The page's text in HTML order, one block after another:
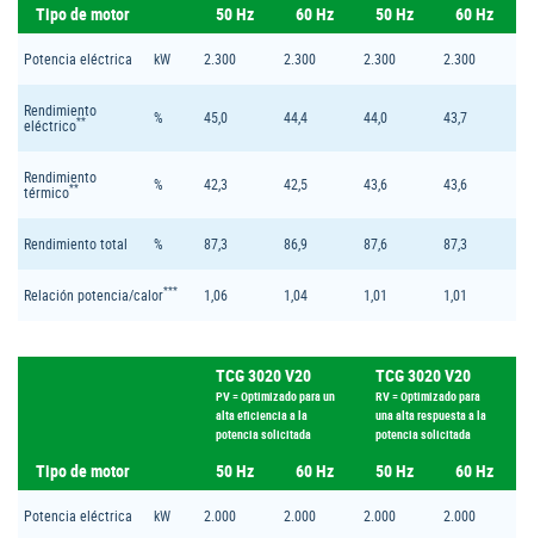
Tipo de motor 50 Hz 60 Hz 50 Hz 60 Hz
Potencia eléctrica kW 2.300 2.300 2.300 2.300
Rendimiento
eléctrico** % 45,0 44,4 44,0 43,7
Rendimiento
térmico** % 42,3 42,5 43,6 43,6
Rendimiento total % 87,3 86,9 87,6 87,3
Relación potencia/calor*** 1,06 1,04 1,01 1,01
TCG 3020 V20
PV = Optimizado para un
alta eficiencia a la
potencia solicitada
TCG 3020 V20
RV = Optimizado para
una alta respuesta a la
potencia solicitada
Tipo de motor 50 Hz 60 Hz 50 Hz 60 Hz
Potencia eléctrica kW 2.000 2.000 2.000 2.000